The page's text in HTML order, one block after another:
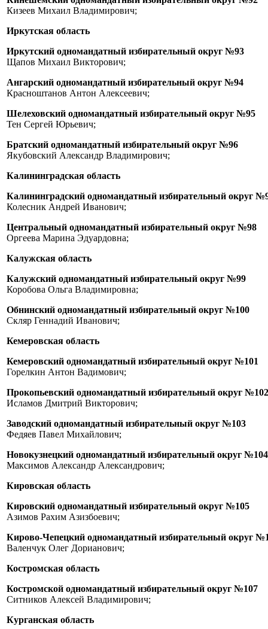
Кизеев Михаил Владимирович;
Иркутская область
Иркутский одномандатный избирательный округ №93
Щапов Михаил Викторович;
Ангарский одномандатный избирательный округ №94
Красноштанов Антон Алексеевич;
Шелеховский одномандатный избирательный округ №95
Тен Сергей Юрьевич;
Братский одномандатный избирательный округ №96
Якубовский Александр Владимирович;
Калининградская область
Калининградский одномандатный избирательный округ
Колесник Андрей Иванович;
Центральный одномандатный избирательный округ №98
Оргеева Марина Эдуардовна;
Калужская область
Калужский одномандатный избирательный округ №99
Коробова Ольга Владимировна;
Обнинский одномандатный избирательный округ №100
Скляр Геннадий Иванович;
Кемеровская область
Кемеровский одномандатный избирательный округ №101
Горелкин Антон Вадимович;
Прокопьевский одномандатный избирательный округ №102
Исламов Дмитрий Викторович;
Заводский одномандатный избирательный округ №103
Федяев Павел Михайлович;
Новокузнецкий одномандатный избирательный округ №104
Максимов Александр Александрович;
Кировская область
Кировский одномандатный избирательный округ №105
Азимов Рахим Азизбоевич;
Кирово-Чепецкий одномандатный избирательный округ
Валенчук Олег Дорианович;
Костромская область
Костромской одномандатный избирательный округ №107
Ситников Алексей Владимирович;
Курганская область